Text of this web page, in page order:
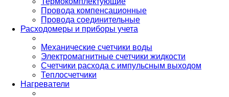
Провода компенсационные
Провода соединительные
Расходомеры и приборы учета
Механические счетчики воды
Электромагнитные счетчики жидкости
Счетчики расхода с импульсным выходом
Теплосчетчики
Нагреватели